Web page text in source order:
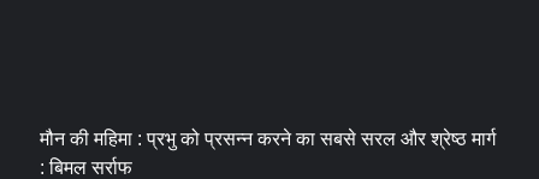
मौन की महिमा : प्रभु को प्रसन्न करने का सबसे सरल और श्रेष्ठ मार्ग
: बिमल सर्राफ